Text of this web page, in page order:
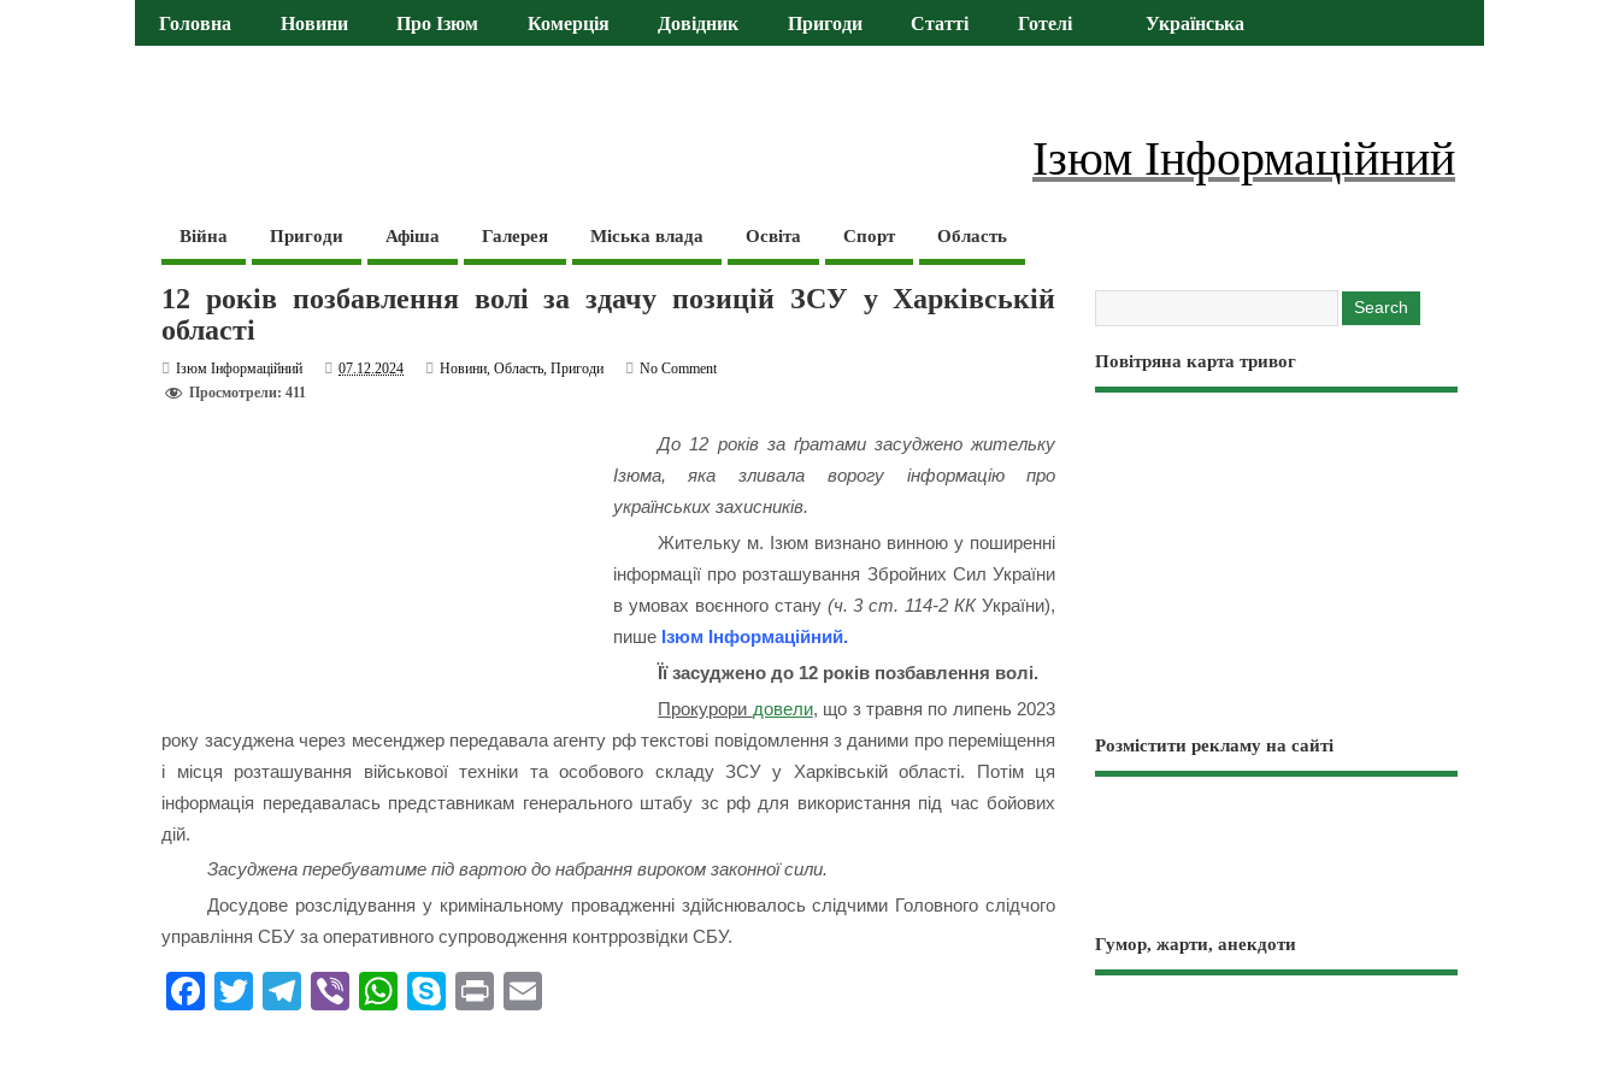
Головна Новини Про Ізюм Комерція Довідник Пригоди Статті Готелі Українська
Ізюм Інформаційний
Війна Пригоди Афіша Галерея Міська влада Освіта Спорт Область
12 років позбавлення волі за здачу позицій ЗСУ у Харківській
області
Ізюм Інформаційний 07.12.2024 Новини,Область,Пригоди
No Comment
Просмотрели: 411
До 12 років за ґратами засуджено жительку
Ізюма, яка зливала ворогу інформацію про
українських захисників.
Жительку м. Ізюм визнано винною у поширенні
інформації про розташування Збройних Сил України
в умовах воєнного стану (ч. 3 ст. 114-2 ККУкраїни),
пише Ізюм Інформаційний.
Її засуджено до 12 років позбавлення волі.
Прокурори довели, що з травня по липень 2023
року засуджена через месенджер передавала агенту рф текстові повідомлення з даними про переміщення
і місця розташування військової техніки та особового складу ЗСУ у Харківській області. Потім ця
інформація передавалась представникам генерального штабу зс рф для використання під час бойових
дій.
Засуджена перебуватиме під вартою до набрання вироком законної сили.
Досудове розслідування у кримінальному провадженні здійснювалось слідчими Головного слідчого
управління СБУ за оперативного супроводження контррозвідки СБУ.
Fa T
Te Vi
W
S
Pr
Повітряна карта тривог
Розмістити рекламу на сайті
Гумор, жарти, анекдоти